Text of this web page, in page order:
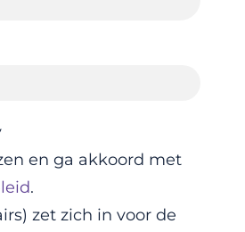
en ga akkoord met
.
zet zich in voor de